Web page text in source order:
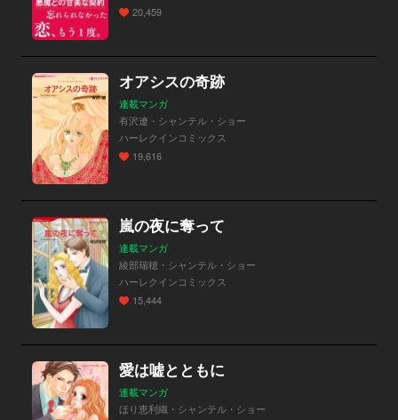
20,459
オアシスの奇跡
連載マンガ
有沢遼・シャンテル・ショー
ハーレクインコミックス
19,616
嵐の夜に奪って
連載マンガ
綾部瑞穂・シャンテル・ショー
ハーレクインコミックス
15,444
愛は嘘とともに
連載マンガ
ほり恵利織・シャンテル・ショー